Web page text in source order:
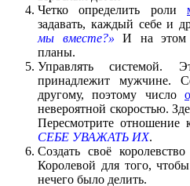
Четко определить роли
задавать, каждый себе и
мы вместе?» И на этом
планы.
Управлять системой.
принадлежит мужчине.
другому, поэтому число
невероятной скоростью.
Пересмотрите
СЕБЕ УВАЖАТЬ ИХ.
Создать своё
Королевой для того,
нечего было делить.